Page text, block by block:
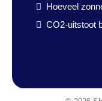
Hoeveel
CO2-uitstoot